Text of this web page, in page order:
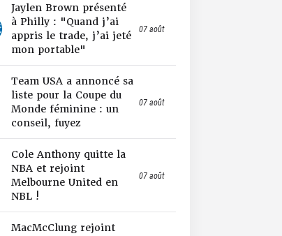
Jaylen Brown présenté
à Philly : "Quand j’ai
appris le trade, j’ai jeté
mon portable"
07 août
Team USA a annoncé sa
liste pour la Coupe du
Monde féminine : un
conseil, fuyez
07 août
Cole Anthony quitte la
NBA et rejoint
Melbourne United en
NBL !
07 août
MacMcClung rejoint